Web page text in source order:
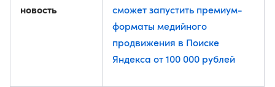
новость
сможет запустить премиум-
форматы медийного
продвижения в Поиске
Яндекса от 100 000 рублей